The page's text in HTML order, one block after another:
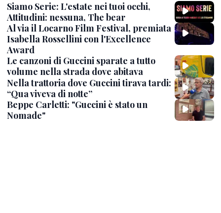
Siamo Serie: L'estate nei tuoi occhi,
Attitudini: nessuna, The bear
Al via il Locarno Film Festival, premiata
Isabella Rossellini con l'Excellence
Award
Le canzoni di Guccini sparate a tutto
volume nella strada dove abitava
Nella trattoria dove Guccini tirava tardi:
“Qua viveva di notte”
Beppe Carletti: "Guccini è stato un
Nomade"